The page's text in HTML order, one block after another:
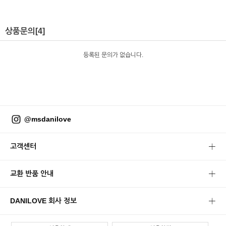
상품문의 [4]
등록된 문의가 없습니다.
@msdanilove
고객센터
교환 반품 안내
DANILOVE 회사 정보